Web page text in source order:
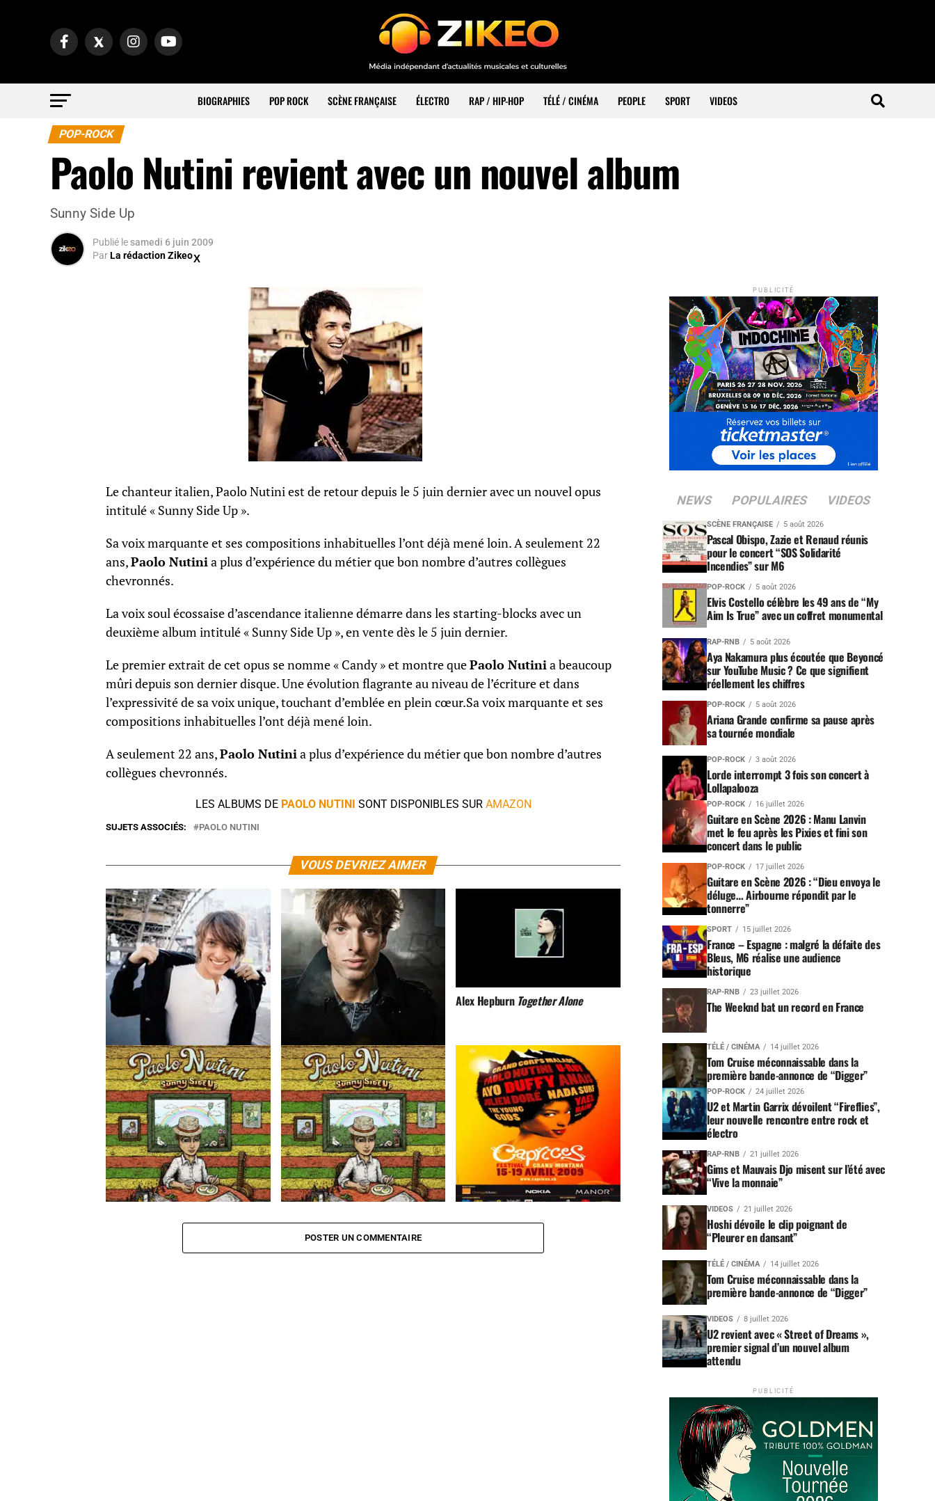
BIOGRAPHIES POP ROCK SCÈNE FRANÇAISE ÉLECTRO RAP / HIP-HOP TÉLÉ / CINÉMA PEOPLE SPORT VIDEOS
POP-ROCK
Paolo Nutini revient avec un nouvel album
Sunny Side Up
Publié lesamedi 6 juin 2009
ParLa rédaction Zikeo
Le chanteur italien, Paolo Nutini est de retour depuis le 5 juin dernier avec un nouvel opus
intitulé « Sunny Side Up ».
Sa voix marquante et ses compositions inhabituelles l’ont déjà mené loin. A seulement 22
ans,Paolo Nutinia plus d’expérience du métier que bon nombre d’autres collègues
chevronnés.
La voix soul écossaise d’ascendance italienne démarre dans les starting-blocks avec un
deuxième album intitulé « Sunny Side Up », en vente dès le 5 juin dernier.
Le premier extrait de cet opus se nomme « Candy » et montre quePaolo Nutinia beaucoup
mûri depuis son dernier disque. Une évolution flagrante au niveau de l’écriture et dans
l’expressivité de sa voix unique, touchant d’emblée en plein cœur.Sa voix marquante et ses
compositions inhabituelles l’ont déjà mené loin.
A seulement 22 ans,Paolo Nutinia plus d’expérience du métier que bon nombre d’autres
collègues chevronnés.
LES ALBUMS DE PAOLO NUTINI SONT DISPONIBLES SUR AMAZON
SUJETS ASSOCIÉS: PAOLO NUTINI
VOUS DEVRIEZ AIMER
Paolo Nutini de retour avec un nouvel
album
PAOLO NUTINI Scream (Fuck My Life
Up)
Alex Hepburn Together Alone
POSTER UN COMMENTAIRE
PUBLICITÉ
NEWS POPULAIRES VIDEOS
SCÈNE FRANÇAISE 5 août 2026
Pascal Obispo, Zazie et Renaud réunis
pour le concert “SOS Solidarité
Incendies” sur M6
POP-ROCK 5 août 2026
Elvis Costello célèbre les 49 ans de “My
Aim Is True” avec un coffret monumental
RAP-RNB 5 août 2026
Aya Nakamura plus écoutée que Beyoncé
sur YouTube Music ? Ce que signifient
réellement les chiffres
POP-ROCK 5 août 2026
Ariana Grande confirme sa pause après
sa tournée mondiale
POP-ROCK 3 août 2026
Lorde interrompt 3 fois son concert à
Lollapalooza
POP-ROCK 16 juillet 2026
Guitare en Scène 2026 : Manu Lanvin
met le feu après les Pixies et fini son
concert dans le public
POP-ROCK 17 juillet 2026
Guitare en Scène 2026 : “Dieu envoya le
déluge… Airbourne répondit par le
tonnerre”
SPORT 15 juillet 2026
France – Espagne : malgré la défaite des
Bleus, M6 réalise une audience
historique
RAP-RNB 23 juillet 2026
The Weeknd bat un record en France
TÉLÉ / CINÉMA 14 juillet 2026
Tom Cruise méconnaissable dans la
première bande-annonce de “Digger”
POP-ROCK 24 juillet 2026
U2 et Martin Garrix dévoilent “Fireflies”,
leur nouvelle rencontre entre rock et
électro
RAP-RNB 21 juillet 2026
Gims et Mauvais Djo misent sur l’été avec
“Vive la monnaie”
VIDEOS 21 juillet 2026
Hoshi dévoile le clip poignant de
“Pleurer en dansant”
TÉLÉ / CINÉMA 14 juillet 2026
Tom Cruise méconnaissable dans la
première bande-annonce de “Digger”
VIDEOS 8 juillet 2026
U2 revient avec « Street of Dreams »,
premier signal d’un nouvel album
attendu
PUBLICITÉ